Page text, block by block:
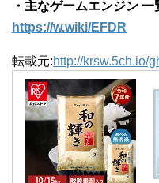
・主なゲームエンジン
https://w.wiki/EFDR
転載元:http://krsw.5ch.io/